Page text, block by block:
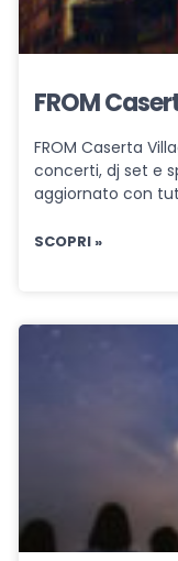
FROM
FROM Caserta
concerti, dj set e
aggiornato con
SCOPRI »